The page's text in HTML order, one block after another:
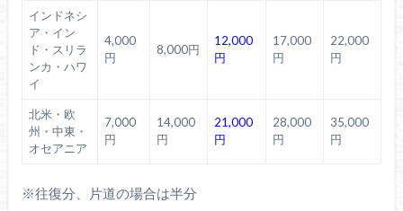
インドネシ
ア・イン
ド・スリラ
ンカ・ハワ
イ
4,000
円
8,000円
12,000
円
17,000
円
22,000
円
北米・欧
州・中東・
オセアニア
7,000
円
14,000
円
21,000
円
28,000
円
35,000
円
※往復分、片道の場合は半分